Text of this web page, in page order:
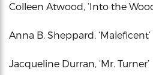
Colleen Atwood, ‘Into the
Anna B. Sheppard, ‘Maleficent’
Jacqueline Durran, ‘Mr. Turner’